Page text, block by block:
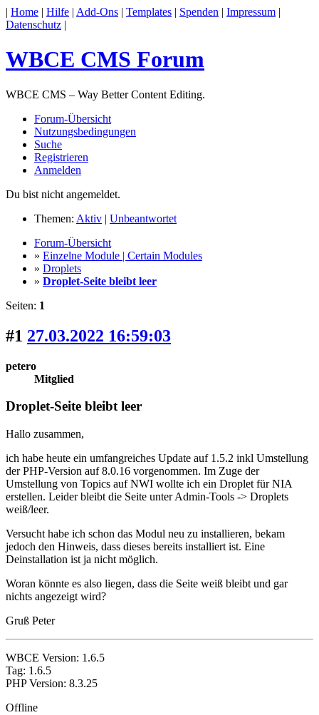
| Home | Hilfe | Add-Ons | Templates | Spenden | Impressum |
Datenschutz |
WBCE CMS Forum
WBCE CMS – Way Better Content Editing.
Forum-Übersicht
Nutzungsbedingungen
Suche
Registrieren
Anmelden
Du bist nicht angemeldet.
Themen: Aktiv | Unbeantwortet
Forum-Übersicht
» Einzelne Module | Certain Modules
» Droplets
» Droplet-Seite bleibt leer
Seiten: 1
#1 27.03.2022 16:59:03
petero
Mitglied
Droplet-Seite bleibt leer
Hallo zusammen,
ich habe heute ein umfangreiches Update auf 1.5.2 inkl Umstellung
der PHP-Version auf 8.0.16 vorgenommen. Im Zuge der
Umstellung von Topics auf NWI wollte ich ein Droplet für NIA
erstellen. Leider bleibt die Seite unter Admin-Tools -> Droplets
weiß/leer.
Versucht habe ich schon das Modul neu zu installieren, bekam
jedoch den Hinweis, dass dieses bereits installiert ist. Eine
Deinstallation ist ja nicht möglich.
Woran könnte es also liegen, dass die Seite weiß bleibt und gar
nichts angezeigt wird?
Gruß Peter
WBCE Version: 1.6.5
Tag: 1.6.5
PHP Version: 8.3.25
Offline